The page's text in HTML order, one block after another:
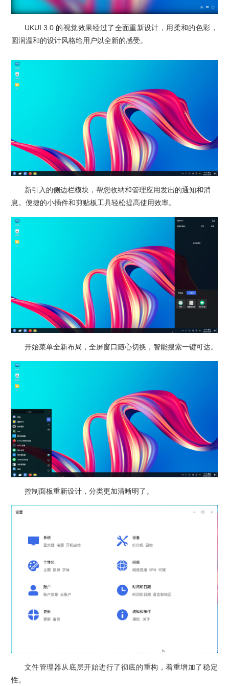
UKUI 3.0 的视觉效果经过了全面重新设计，用柔和的色彩，
圆润温和的设计风格给用户以全新的感受。
新引入的侧边栏模块，帮您收纳和管理应用发出的通知和消
息。便捷的小插件和剪贴板工具轻松提高使用效率。
开始菜单全新布局，全屏窗口随心切换，智能搜索一键可达。
控制面板重新设计，分类更加清晰明了。
文件管理器从底层开始进行了彻底的重构，着重增加了稳定
性。